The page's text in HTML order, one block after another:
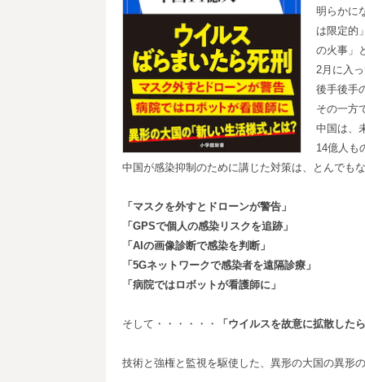
明らかに
は限定的
の火事」
2月に入
後手後手
その一方
中国は、
14億人も
中国が感染抑制のために講じた対策は、とんでも
「マスクを外すとドローンが警告」
「GPSで個人の感染リスクを追跡」
「AIの画像診断で感染を判断」
「5Gネットワークで感染者を遠隔診療」
「病院ではロボットが看護師に」
そして・・・・・・ 「ウイルスを故意に拡散した
技術と強権と監視を駆使した、異形の大国の異形